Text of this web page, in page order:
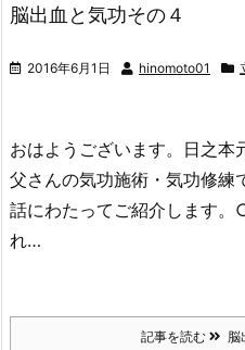
脳出血と気功その４
2016年6月1日 hinomoto01
おはようございます。日之本
父さんの気功施術・気功修練
話にわたってご紹介しま
れ…
記事を読む 脳